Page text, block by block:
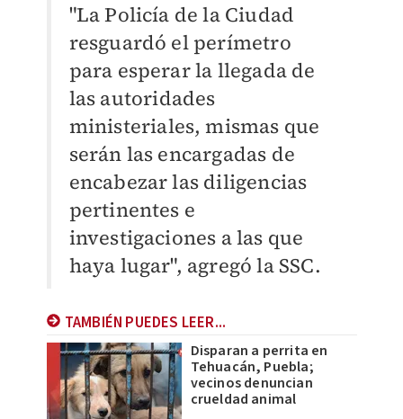
"La Policía de la Ciudad
resguardó el perímetro
para esperar la llegada de
las autoridades
ministeriales, mismas que
serán las encargadas de
encabezar las diligencias
pertinentes e
investigaciones a las que
haya lugar", agregó la SSC.
TAMBIÉN PUEDES LEER...
Disparan a perrita en
Tehuacán, Puebla;
vecinos denuncian
crueldad animal